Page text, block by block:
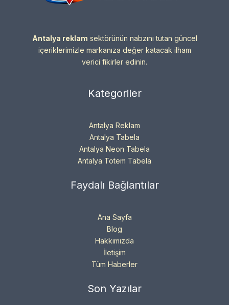
Antalya reklam sektörünün nabzını tutan güncel
içeriklerimizle markanıza değer katacak ilham
verici fikirler edinin.
Kategoriler
Antalya Reklam
Antalya Tabela
Antalya Neon Tabela
Antalya Totem Tabela
Faydalı Bağlantılar
Ana Sayfa
Blog
Hakkımızda
İletişim
Tüm Haberler
Son Yazılar